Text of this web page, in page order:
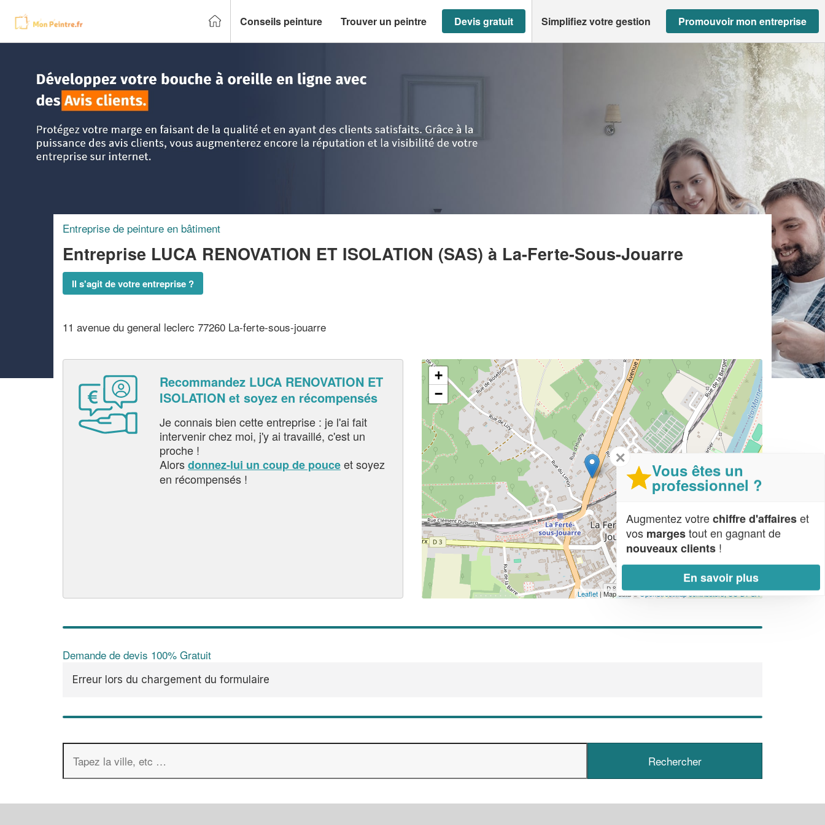
Conseils peinture Trouver un peintre Devis gratuit Simplifiez votre gestion Promouvoir mon entreprise
Entreprise de peinture en bâtiment
Entreprise LUCA RENOVATION ET ISOLATION (SAS) à La-Ferte-Sous-Jouarre
Il s'agit de votre entreprise ?
11 avenue du general leclerc 77260 La-ferte-sous-jouarre
Recommandez LUCA RENOVATION ET
ISOLATION et soyez en récompensés
Je connais bien cette entreprise : je l'ai fait
intervenir chez moi, j'y ai travaillé, c'est un
proche !
Alorsdonnez-lui un coup de pouceet soyez
en récompensés !
+
−
Leaflet | Map data ©OpenStreetMap contributors,CC-BY-SA
Demande de devis 100% Gratuit
Erreur lors du chargement du formulaire
✕
Vous êtes un
professionnel ?
Augmentez votrechiffre d'affaireset
vos margestout en gagnant de
nouveaux clients !
En savoir plus